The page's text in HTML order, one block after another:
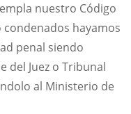
nuestro Código
hayamos
penal siendo
del Juez o Tribunal
al Ministerio de